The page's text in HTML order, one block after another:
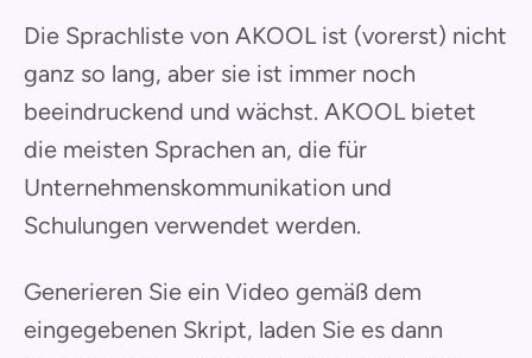
Die Sprachliste von AKOOL ist (vorerst) nicht
ganz so lang, aber sie ist immer noch
beeindruckend und wächst. AKOOL bietet
die meisten Sprachen an, die für
Unternehmenskommunikation und
Schulungen verwendet werden.
Generieren Sie ein Video gemäß dem
eingegebenen Skript, laden Sie es dann